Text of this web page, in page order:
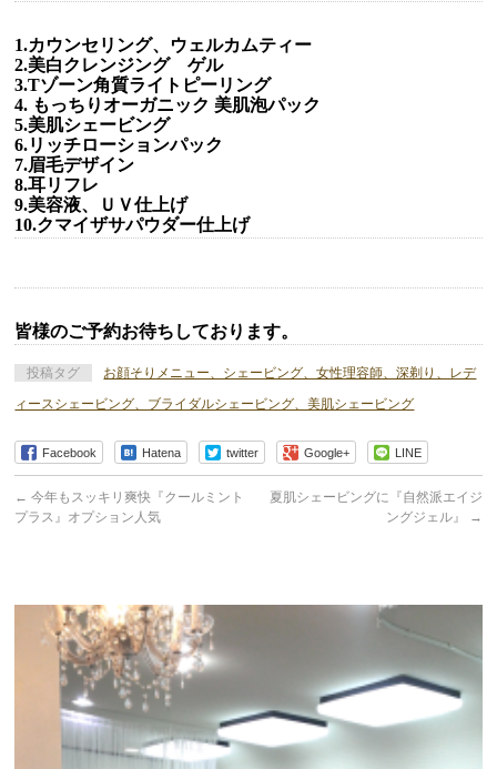
1.カウンセリング、ウェルカムティー
2.美白クレンジング ゲル
3.Tゾーン角質ライトピーリング
4. もっちりオーガニック 美肌泡パック
5.美肌シェービング
6.リッチローションパック
7.眉毛デザイン
8.耳リフレ
9.美容液、ＵＶ仕上げ
10.クマイザサパウダー仕上げ
皆様のご予約お待ちしております。
投稿タグ
お顔そりメニュー、シェービング、女性理容師、深剃り、レデ
ィースシェービング、ブライダルシェービング、美肌シェービング
Facebook Hatena twitter Google+ LINE
← 今年もスッキリ爽快『クールミント
プラス』オプション人気
夏肌シェービングに『自然派エイジ
ングジェル』
→